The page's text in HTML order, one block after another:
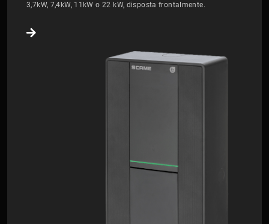
3,7kW, 7,4kW, 11kW o 22 kW, disposta frontalmente.